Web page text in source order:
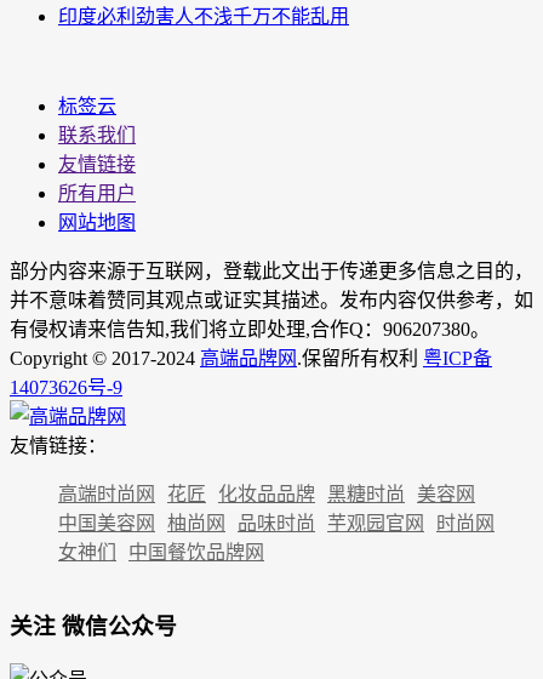
印度必利劲害人不浅千万不能乱用
标签云
联系我们
友情链接
所有用户
网站地图
部分内容来源于互联网，登载此文出于传递更多信息之目的，
并不意味着赞同其观点或证实其描述。发布内容仅供参考，如
有侵权请来信告知,我们将立即处理,合作Q：906207380。
Copyright © 2017-2024 高端品牌网 .保留所有权利 粤ICP备
14073626号-9
友情链接：
高端时尚网 花匠 化妆品品牌 黑糖时尚
美容网
中国美容网
柚尚网 品味时尚 芋观园官网
时尚网
女神们
中国餐饮品牌网
关注 微信公众号